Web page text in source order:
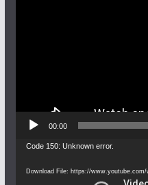
00:00
Video
Code 150: Unknown error.
Download File: https://www.youtube.com/